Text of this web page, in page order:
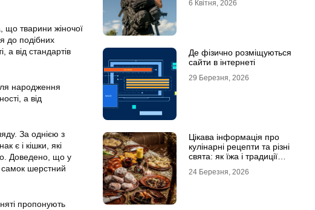
що тварини жіночої
до подібних
а від стандартів
народження
а від
За однією з
є і кішки, які
Доведено, що у
самок шерстний
пропонують
6 Квітня, 2026
Де фізично розміщуються
сайти в інтернеті
29 Березня, 2026
Цікава інформація про
кулінарні рецепти та різні
свята: як їжа і традиції
24 Березня, 2026